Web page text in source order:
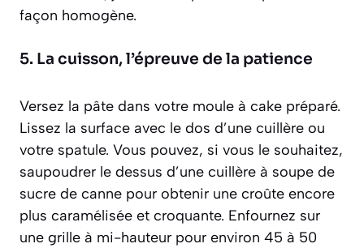
façon homogène.
5. La cuisson, l’épreuve de la patience
Versez la pâte dans votre moule à cake préparé.
Lissez la surface avec le dos d’une cuillère ou
votre spatule. Vous pouvez, si vous le souhaitez,
saupoudrer le dessus d’une cuillère à soupe de
sucre de canne pour obtenir une croûte encore
plus caramélisée et croquante. Enfournez sur
une grille à mi-hauteur pour environ 45 à 50